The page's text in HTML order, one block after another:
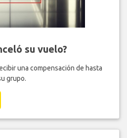
su vuelo?
una compensación de hasta
grupo.